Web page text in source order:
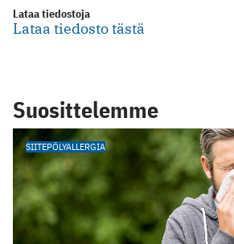
Lataa tiedostoja
Lataa tiedosto tästä
Suosittelemme
SIITEPÖLYALLERGIA